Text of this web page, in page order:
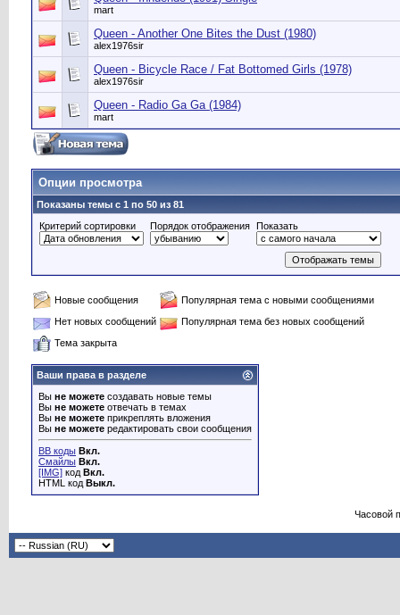
mart
Queen - Another One Bites the Dust (1980)
alex1976sir
Queen - Bicycle Race / Fat Bottomed Girls (1978)
alex1976sir
Queen - Radio Ga Ga (1984)
mart
Опции просмотра
Показаны темы с 1 по 50 из 81
Критерий сортировки
Порядок отображения Показать
Новые сообщения
Популярная тема с новыми сообщениями
Нет новых сообщений
Популярная тема без новых сообщений
Тема закрыта
Ваши права в разделе
Вы не можете создавать новые темы
Вы не можете отвечать в темах
Вы не можете прикреплять вложения
Вы не можете редактировать свои сообщения
BB коды Вкл.
Смайлы Вкл.
[IMG] код Вкл.
HTML код Выкл.
Часовой